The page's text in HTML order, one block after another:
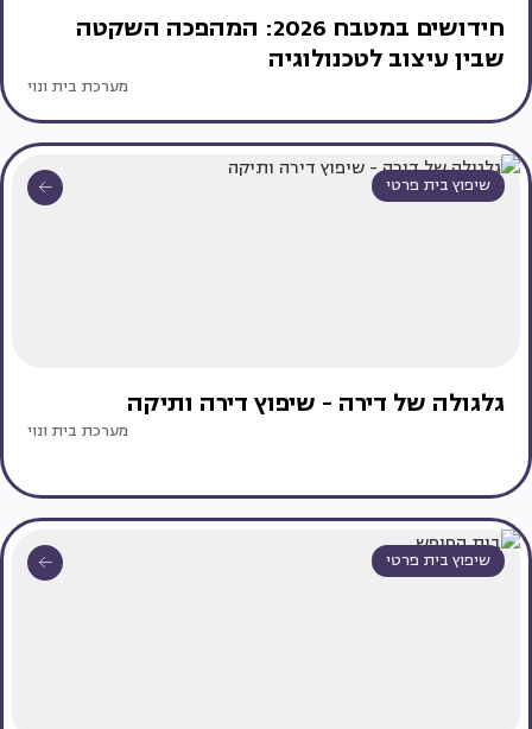
חידושים במטבח 2026: המהפכה השקטה
שבין עיצוב לטכנולוגיה
מערכת בית ונוי
שיפוץ בית פרטי
גלגולה של דירה - שיפוץ דירה ותיקה
מערכת בית ונוי
שיפוץ בית פרטי